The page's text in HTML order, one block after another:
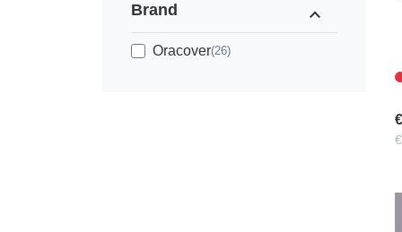
Brand expand_less
Oracover(26)